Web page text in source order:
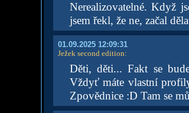
Nerealizovatelné. Když
jsem řekl, že ne, začal
01.09.2025 12:09:31
Ježek second edition:
Děti, děti... Fakt se
Vždyť máte vlastní
Zpovědnice :D Tam se